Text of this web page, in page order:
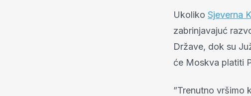
Ukoliko Sjeverna
zabrinjavajuć
Države, dok su
će Moskva platiti
”Trenutno vršimo